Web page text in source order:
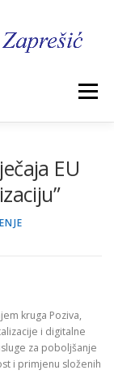
Izbornik
EU
kruga Poziva,
i digitalne
za poboljšanje
i primjenu složenih